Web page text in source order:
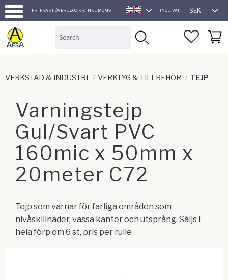
Menu
FRI FRAKT ÖVER 1.600 KR/INKL MOMS
ENGLISH
INCL. VAT SEK
VERKSTAD & INDUSTRI VERKTYG & TILLBEHÖR TEJP
Varningstejp
Gul/Svart PVC
160mic x 50mm x
20meter C72
Tejp som varnar för farliga områden som
nivåskillnader, vassa kanter och utsprång. Säljs i
hela förp om 6 st, pris per rulle